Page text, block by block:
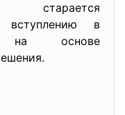
старается
вступлению в
на основе